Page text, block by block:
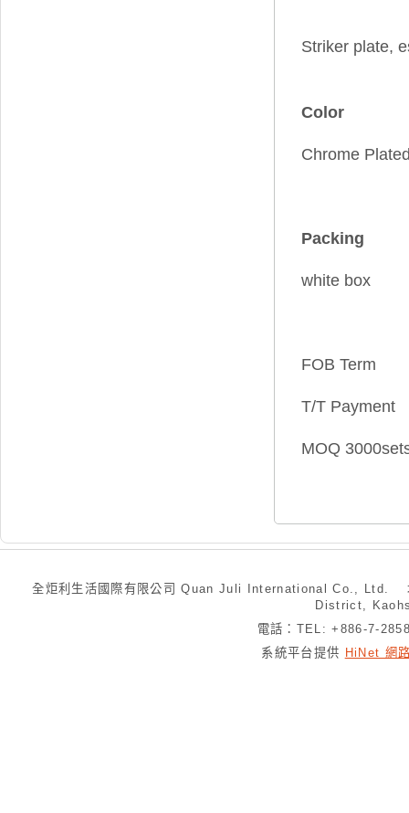
Striker plate,
Color
Chrome
Packing
white box
FOB Term
T/T Payment
MOQ
全炬利生活國際有限公司 Quan Juli International Co., Ltd.
District,
電話：TEL: +886-7-
系統平台提供 HiNet 網